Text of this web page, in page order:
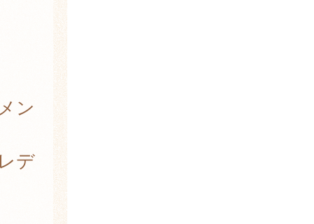
ン
デ